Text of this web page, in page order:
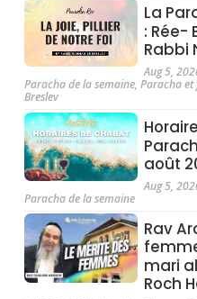
La
: Rée-
Rabbi
Aug 5,
Paracha de la semaine,Paracha et
Breslev
août
Aug 5,
Paracha de la semaine
Rav
mari
Roch